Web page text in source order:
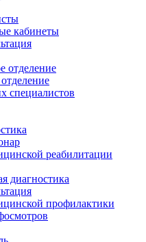
кабинеты
отделение
специалистов
реабилитации
диагностика
профилактики